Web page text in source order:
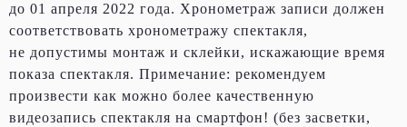
до 01 апреля 2022 года. Хронометраж записи должен
соответствовать хронометражу спектакля,
не допустимы монтаж и склейки, искажающие время
показа спектакля. Примечание: рекомендуем
произвести как можно более качественную
видеозапись спектакля на смартфон! (без засветки,